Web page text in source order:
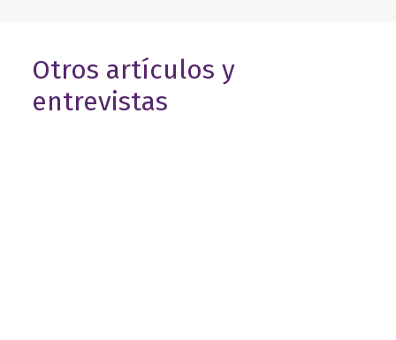
Otros artículos y
entrevistas